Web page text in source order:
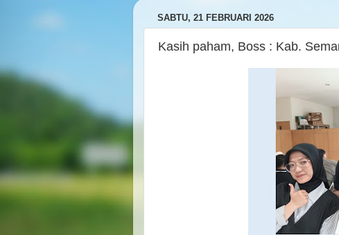
SABTU, 21 FEBRUARI 2026
Kasih paham, Boss : Kab.